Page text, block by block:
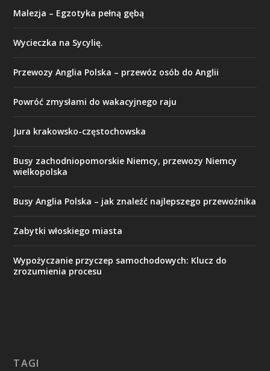
Malezja – Egzotyka pełną gębą
Wycieczka na Sycylię.
Przewozy Anglia Polska – przewóz osób do Anglii
Powróć zmysłami do wakacyjnego raju
Jura krakowsko-częstochowska
Busy zachodniopomorskie Niemcy, przewozy Niemcy
wielkopolska
Busy Anglia Polska – jak znaleźć najlepszego przewoźnika
Zabytki włoskiego miasta
Wypożyczanie przyczep samochodowych: Klucz do
zrozumienia procesu
TAGI